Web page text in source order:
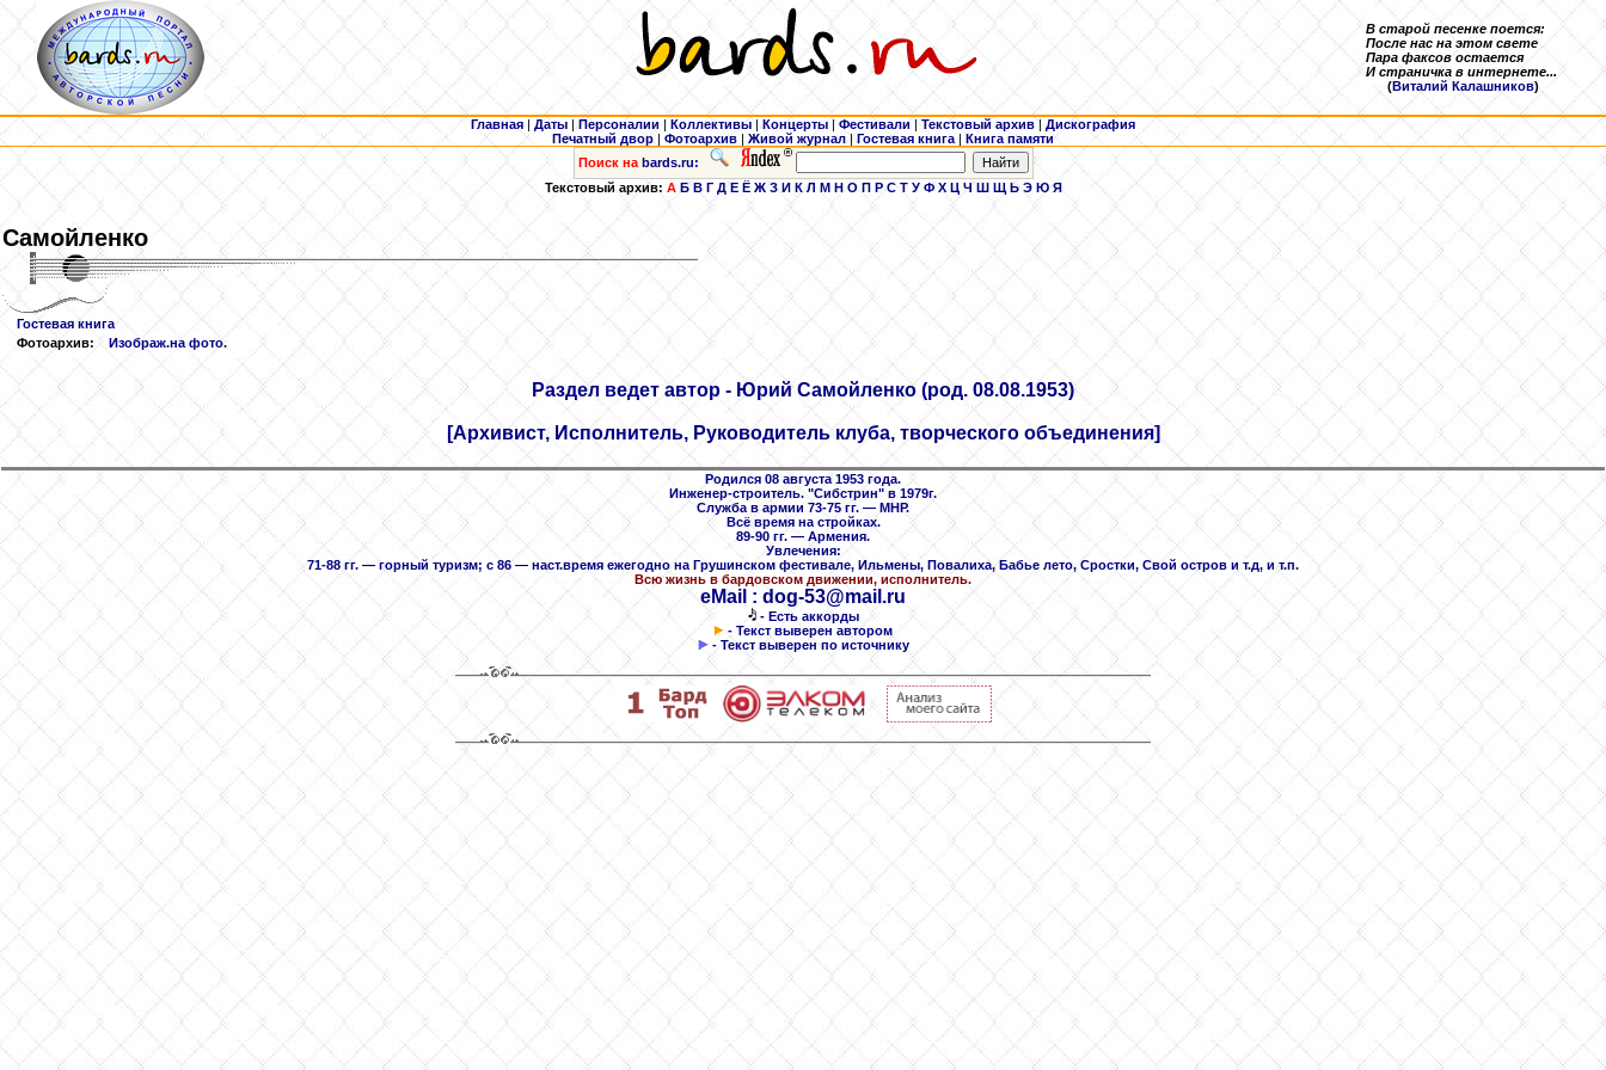
В старой песенке поется:
После нас на этом свете
Пара факсов остается
И страничка в интернете...
(Виталий Калашников)
Главная | Даты | Персоналии | Коллективы | Концерты | Фестивали | Текстовый архив | Дискография
Печатный двор | Фотоархив | Живой журнал | Гостевая книга | Книга памяти
Поиск на bards.ru:
Текстовый архив: А Б В Г Д Е Ё Ж З И К Л М Н О П Р С Т У Ф Х Ц Ч Ш Щ Ь Э Ю Я
Самойленко
Гостевая книга
Фотоархив:
Изображ.на фото.
Раздел ведет автор - Юрий Самойленко (род. 08.08.1953)
[Архивист, Исполнитель, Руководитель клуба, творческого объединения]
Родился 08 августа 1953 года.
Инженер-строитель. "Сибстрин" в 1979г.
Служба в армии 73-75 гг. — МНР.
Всё время на стройках.
89-90 гг. — Армения.
Увлечения:
71-88 гг. — горный туризм; с 86 — наст.время ежегодно на Грушинском фестивале, Ильмены, Повалиха, Бабье лето, Сростки, Свой остров и т.д, и т.п.
Всю жизнь в бардовском движении, исполнитель.
eMail : dog-53@mail.ru
- Есть аккорды
- Текст выверен автором
- Текст выверен по источнику